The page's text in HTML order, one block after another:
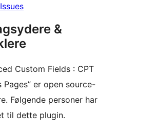
&
Custom Fields : CPT
Pages” er open source-
Følgende personer har
til dette plugin.